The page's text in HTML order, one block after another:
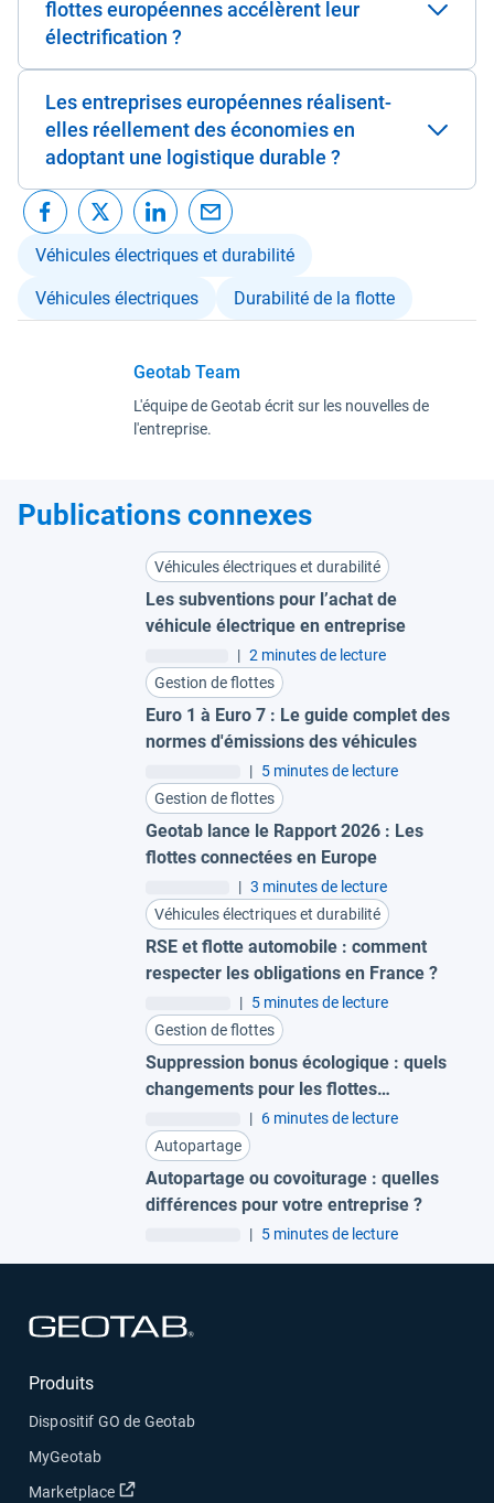
flottes européennes accélèrent leur
électrification ?
Les entreprises européennes réalisent-
elles réellement des économies en
adoptant une logistique durable ?
Véhicules électriques et durabilité
Véhicules électriques Durabilité de la flotte
Geotab Team
L'équipe de Geotab écrit sur les nouvelles de
l'entreprise.
Publications connexes
Véhicules électriques et durabilité
Les subventions pour l’achat de
véhicule électrique en entreprise
| 2 minutes de lecture
Gestion de flottes
Euro 1 à Euro 7 : Le guide complet des
normes d'émissions des véhicules
| 5 minutes de lecture
Gestion de flottes
Geotab lance le Rapport 2026 : Les
flottes connectées en Europe
| 3 minutes de lecture
Véhicules électriques et durabilité
RSE et flotte automobile : comment
respecter les obligations en France ?
| 5 minutes de lecture
Gestion de flottes
Suppression bonus écologique : quels
changements pour les flottes
d’entreprise ?| 6 minutes de lecture
Autopartage
Autopartage ou covoiturage : quelles
différences pour votre entreprise ?
| 5 minutes de lecture
Produits
Dispositif GO de Geotab
MyGeotab
Marketplace
Ouvrir dans une nouvelle fenêtre